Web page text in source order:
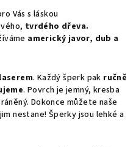
Vás s láskou
tvrdého dřeva.
americký javor, dub a
laserem. Každý šperk pak ručně
. Povrch je jemný, kresba
Dokonce můžete naše
nestane! Šperky jsou lehké a